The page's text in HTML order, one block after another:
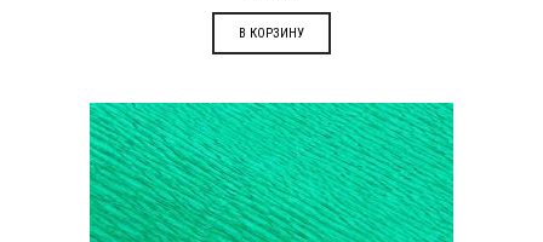
В КОРЗИНУ